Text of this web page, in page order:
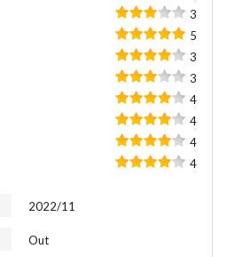
3
5
3
3
4
4
4
4
2022/11
Out